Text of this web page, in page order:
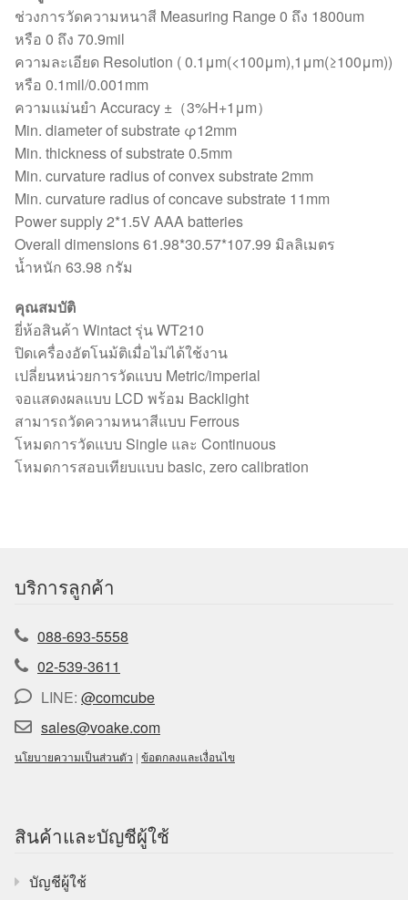
ช่วงการวัดความหนาสี Measuring Range 0 ถึง 1800um
หรือ 0 ถึง 70.9mil
ความละเอียด Resolution ( 0.1μm(<100μm),1μm(≥100μm))
หรือ 0.1mil/0.001mm
ความแม่นยำ Accuracy ±（3%H+1μm）
Min. diameter of substrate φ12mm
Min. thickness of substrate 0.5mm
Min. curvature radius of convex substrate 2mm
Min. curvature radius of concave substrate 11mm
Power supply 2*1.5V AAA batteries
Overall dimensions 61.98*30.57*107.99 มิลลิเมตร
น้ำหนัก 63.98 กรัม
คุณสมบัติ
ยี่ห้อสินค้า Wintact รุ่น WT210
ปิดเครื่องอัตโนม้ติเมื่อไม่ได้ใช้งาน
เปลี่ยนหน่วยการวัดแบบ Metric/imperial
จอแสดงผลแบบ LCD พร้อม Backlight
สามารถวัดความหนาสีแบบ Ferrous
โหมดการวัดแบบ Single และ Continuous
โหมดการสอบเทียบแบบ basic, zero calibration
บริการลูกค้า
088-693-5558
02-539-3611
LINE: @comcube
sales@voake.com
นโยบายความเป็นส่วนตัว | ข้อตกลงและเงื่อนไข
สินค้าและบัญชีผู้ใช้
บัญชีผู้ใช้